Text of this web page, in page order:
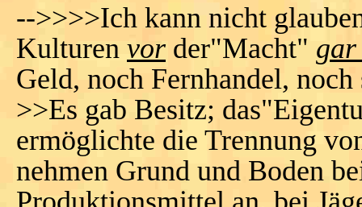
-->>>>Ich kann nicht
Kulturen vor der"Macht"
Geld, noch Fernhandel, noch
>>Es gab Besitz;
ermöglichte die Trennung
nehmen Grund und Boden